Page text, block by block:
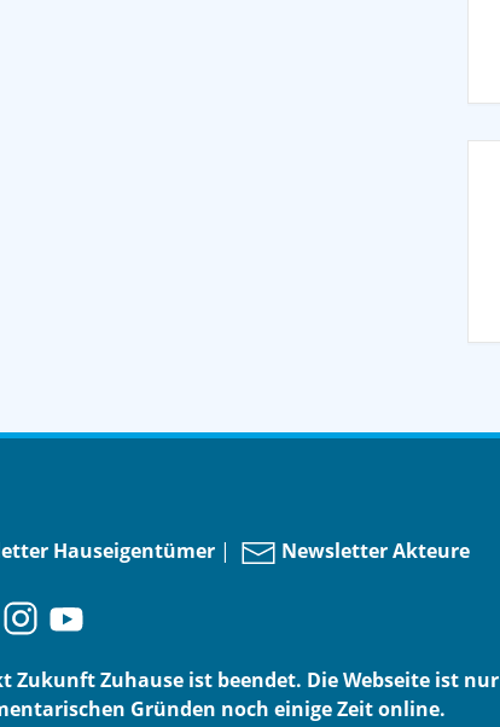
Hauseigentümer | Newsletter Akteure
Zukunft Zuhause ist beendet. Die Webseite ist nur
Gründen noch einige Zeit online.